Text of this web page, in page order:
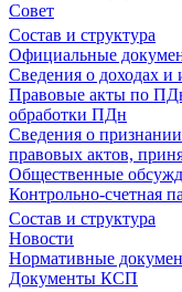
Совет
Состав и структура
Официальные
Сведения о доходах и
Правовые акты по
обработки ПДн
Сведения о
правовых актов,
Общественные
Контрольно-счетная
Состав и структура
Новости
Нормативные
Документы КСП